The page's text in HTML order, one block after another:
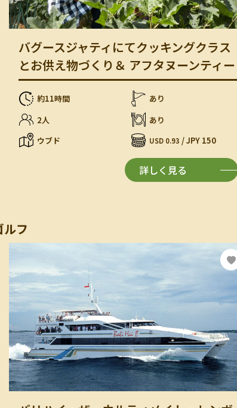
バグースジャティにてクッキングクラス
とお供え物づくり＆ アフタヌーンティー
約11時間
あり
2人
あり
ウブド
USD 0.93 / JPY 150
詳しく見る
フ